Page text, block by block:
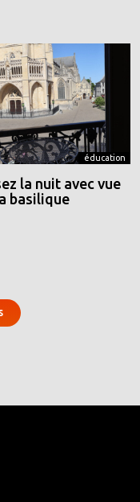
éducation
la nuit avec vue
basilique